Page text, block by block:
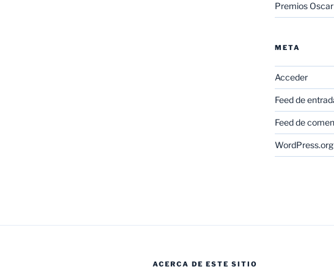
Premios
META
Acceder
Feed de
Feed de
WordPress.org
ACERCA DE ESTE SITIO